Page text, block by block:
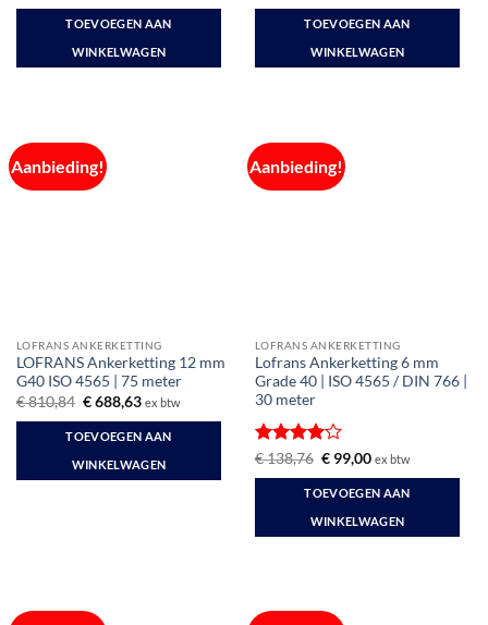
was:
€ 1.081,12.
is:
€ 918,15.
TOEVOEGEN AAN
WINKELWAGEN
was:
€ 719,04.
is:
€ 504,25.
TOEVOEGEN AAN
WINKELWAGEN
Aanbieding!
LOFRANS ANKERKETTING
LOFRANS Ankerketting 12 mm
G40 ISO 4565 | 75 meter
€810,84 Oorspronkelijke
was:
€ 810,84.
€688,63Huidige
is:
€ 688,63.
ex btw
TOEVOEGEN AAN
WINKELWAGEN
Aanbieding!
LOFRANS ANKERKETTING
Lofrans Ankerketting 6 mm
Grade 40 | ISO 4565 / DIN 766 |
30 meter
Gewaardeerd
4uit 5
€138,76 Oorspronkelijke
was:
€ 138,76.
€99,00Huidige
is:
€ 99,00.
ex btw
TOEVOEGEN AAN
WINKELWAGEN